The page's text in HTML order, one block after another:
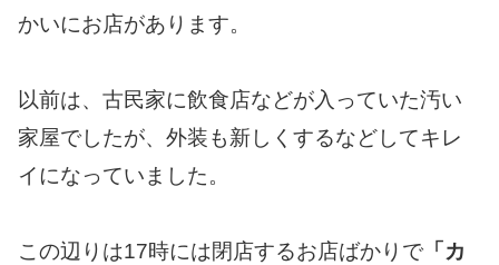
かいにお店があります。
以前は、古民家に飲食店などが入っていた汚い
家屋でしたが、外装も新しくするなどしてキレ
イになっていました。
この辺りは17時には閉店するお店ばかりで 「カ